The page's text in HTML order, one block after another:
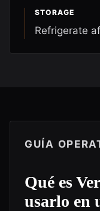
STORAGE
Refrigerate
GUÍA
Qué es
usarlo en